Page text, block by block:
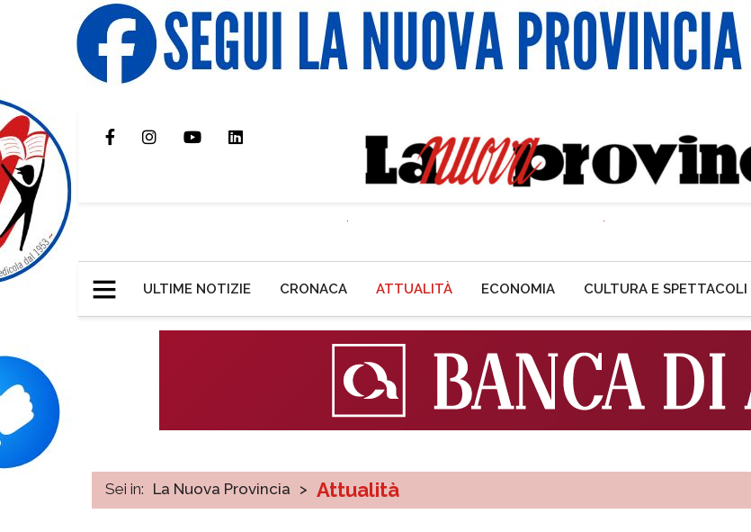
ULTIME NOTIZIE CRONACA ATTUALITÀ ECONOMIA CULTURA E SPETTACOLI
Sei in: La Nuova Provincia > Attualità